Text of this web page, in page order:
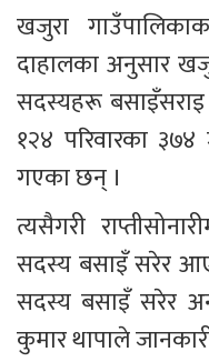
खजुरा
दाहालका अनुसार
सदस्यहरू
१२४ परिवारका
गएका छन् ।
त्यसैगरी
सदस्य बसाइँ सरेर
सदस्य बसाइँ सरेर
कुमार थापाले